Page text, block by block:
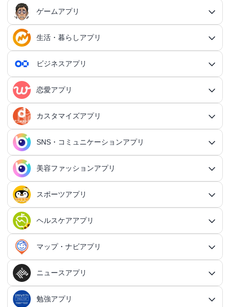
ゲームアプリ
ゲームアプリ総合
RPGアプリ
RPGアプリ総合
王道RPGアプリ
アクションRPGアプリ
シミュレーションRPGアプリ
ダンジョンRPGアプリ
MMORPGアプリ
放置系RPGアプリ
美少女RPGアプリ
カードRPGアプリ
クイズRPGアプリ
カジュアルRPGアプリ
アクションゲームアプリ
2Dアクションアプリ
3Dアクションアプリ
アクションRPGアプリ
MOBAアプリ
ステルスゲームアプリ
シミュレーションアプリ
シミュレーションアプリ総合
育成シミュレーションアプリ
戦略シミュレーションアプリ
箱庭シミュレーションアプリ
恋愛シミュレーションアプリ
歴史シミュレーションアプリ
メタバース体験シミュレーションゲームアプリ
対戦・協力ゲームアプリ
対戦・協力ゲームアプリ総合
オンライン対戦アプリ
協力・マルチプレイアプリ
シューティングゲームアプリ
FPSアプリ
TPSアプリ
オンラインシューティングアプリ
縦スクシューティングアプリ
横スクシューティングアプリ
アドベンチャーゲームアプリ
アドベンチャーゲームアプリ総合
ミステリーアドベンチャーアプリ
ホラーアドベンチャーアプリ
サウンドノベルアプリ
サバイバルアドベンチャーアプリ
パズル・脳トレアプリ
パズル・脳トレアプリ総合
パズルゲームアプリ
脱出ゲームアプリ
脳トレゲームアプリ
音楽ゲームアプリ
音楽ゲームアプリ総合
手持ち曲で遊ぶ音ゲーアプリ
ボカロ曲収録音ゲーアプリ
オープンワールドアプリ
オープンワールドアプリ総合
3Dサンドボックスアプリ
カジュアルゲームアプリ
育成ゲームアプリ
生活・暮らしアプリ
生活・暮らしアプリ総合
ファイナンスアプリ
家計簿アプリ
ふるさと納税アプリ
貯金アプリ
スマホ決済アプリ
クレジットカードアプリ
投資アプリ
確定申告アプリ
ギャンブルの管理アプリ
日記アプリ
SNS感覚の日記アプリ
交換日記アプリ
写真カレンダーアプリ
シンプルな日記アプリ
終活アプリ
行動記録アプリ
行動記録アプリ総合
習慣化アプリ
ポイ活アプリ
ポイ活アプリ総合
レシートポイ活アプリ
歩いてお金を稼ぐアプリ
アンケートアプリ
登録でお金がもらえるアプリ
動画を見るだけで稼ぐアプリ
スケジューラ・時計アプリ
リマインダーアプリ
時計アプリ
タイマーアプリ
ライフログアプリ
持ち物管理アプリ
生理周期アプリ
体重管理アプリ
血圧記録アプリ
家事アプリ
家事アプリ総合
料理アプリ
掃除アプリ
育児アプリ
育児アプリ総合
防犯アプリ
防犯アプリ総合
防災アプリ
ビジネスアプリ
ビジネスアプリ総合
タスク管理アプリ
タスク管理アプリ総合
個人タスク管理アプリ
タスク共有アプリ
プロジェクト管理アプリ
QRコードアプリ
QRコード読み取りアプリ
QRコード作成アプリ
janコード検索アプリ
OCRアプリ
OCRアプリ総合
翻訳カメラアプリ
議事録アプリ
議事録アプリ総合
文字起こしアプリ
高音質ボイスレコーダーアプリ
顧客管理アプリ
ファイル管理アプリ
ファイル管理アプリ総合
クラウド保存・共有アプリ
名刺管理アプリ総合
会計アプリ
会計アプリ総合
小売・卸売支援ツールアプリ
恋愛アプリ
恋愛アプリ総合
マッチングアプリ
マッチングアプリ総合
20代向けマッチングアプリ
30代向けマッチングアプリ
40代向けマッチングアプリ
60代・シニア向けマッチングアプリ
出会いアプリ
カップルアプリ
カップルアプリ総合
カップルSNSアプリ
記念日アプリ
デートアプリ
デートスポットアプリ
恋愛診断アプリ
恋愛情報・モテる方法アプリ
恋愛相談アプリ
女性の悩み解決アプリ
カスタマイズアプリ
カスタマイズアプリ総合
IFTTTアプリ
オートクリッカーアプリ
ネットワークアプリ
Wi-Fiアプリ
スピードテストアプリ
VPNアプリ
スマホ最適化アプリ
スマホ最適化アプリ総合
メモリの確認／解放アプリ
パスワード管理アプリ
セキュリティ対策アプリ
VPNアプリ
キーボードアプリ
文字起こしアプリ
画面の設定アプリ
ホーム画面アプリ
SNS・コミュニケーションアプリ
SNS・コミュニケーションアプリ総合
SNSアプリ
SNSアプリ総合
X（Twitter）アプリ
LINEアプリ
マストドンアプリ
メールアプリ
多機能メーラーアプリ
フリーメールアプリ
チャットアプリ
チャットアプリ総合
SMSアプリ
お絵描きチャットアプリ
電話アプリ
電話アプリ総合
ビデオ通話アプリ
掲示板アプリ
美容ファッションアプリ
美容ファッションアプリ総合
ヘア・メイク・ネイルアプリ
髪型アプリ
メイク・スキンケアアプリ
ネイルアプリ
ファッションアプリ
似合うメガネ診断アプリ
コーデの参考アプリ
ボディケア・エステアプリ
女性向けダイエットアプリ
スポーツアプリ
スポーツアプリ総合
陸上競技アプリ
陸上競技アプリ総合
ウォーキングアプリ
テニスアプリ
ライトアプリ
ヘルスケアアプリ
ヘルスケアアプリ総合
健康管理アプリ
健康管理アプリ総合
妊娠・出産アプリ
マップ・ナビアプリ
マップ・ナビアプリ総合
ドライブアプリ
ニュースアプリ
ニュースアプリ総合
勉強アプリ